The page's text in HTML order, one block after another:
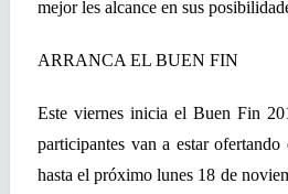
mejor les alcance en sus
ARRANCA EL BUEN FIN
Este viernes inicia el Buen Fin
participantes van a estar
hasta el próximo lunes 18 de